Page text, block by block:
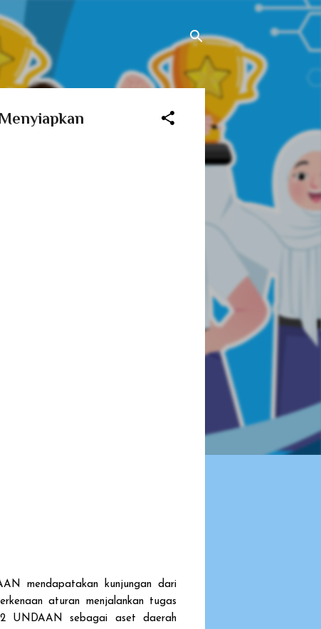
mendapatakan kunjungan dari
aturan menjalankan tugas
UNDAAN sebagai aset daerah